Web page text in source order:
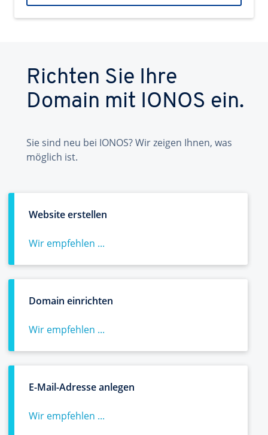
Richten Sie Ihre
Domain mit IONOS ein.
Sie sind neu bei IONOS? Wir zeigen Ihnen, was
möglich ist.
Website erstellen
Wir empfehlen ...
Domain einrichten
Wir empfehlen ...
E-Mail-Adresse anlegen
Wir empfehlen ...